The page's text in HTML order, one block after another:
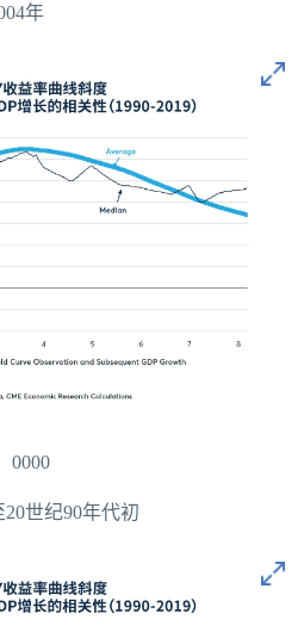
年
0000
世纪90年代初